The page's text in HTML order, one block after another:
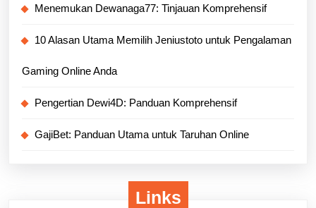
Menemukan Dewanaga77: Tinjauan Komprehensif
10 Alasan Utama Memilih Jeniustoto untuk Pengalaman
Gaming Online Anda
Pengertian Dewi4D: Panduan Komprehensif
GajiBet: Panduan Utama untuk Taruhan Online
Links